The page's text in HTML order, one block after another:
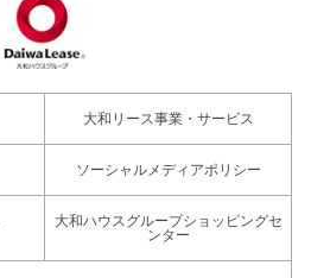
大和リース事業・サービス
ソーシャルメディアポリシー
大和ハウスグループショッピングセ
ンター